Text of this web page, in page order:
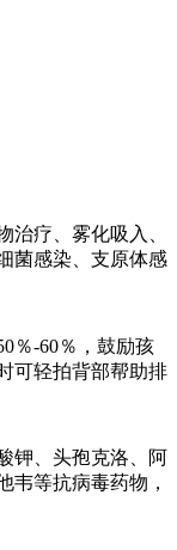
治疗、雾化吸入、
菌感染、支原体感
％-60％，鼓励孩
可轻拍背部帮助排
钾、头孢克洛、阿
韦等抗病毒药物，